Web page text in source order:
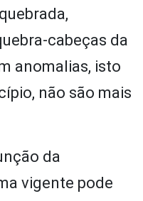
cabeças da
anomalias, isto
não são mais
da
vigente pode